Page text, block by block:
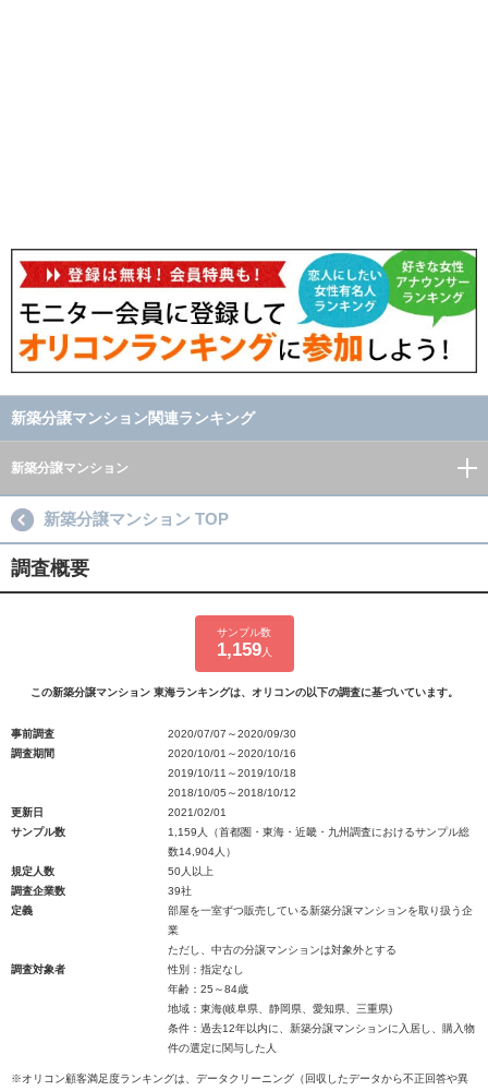
新築分譲マンション関連ランキング
新築分譲マンション
新築分譲マンション TOP
調査概要
サンプル数
1,159人
この新築分譲マンション 東海ランキングは、オリコンの以下の調査に基づいています。
事前調査
2020/07/07～2020/09/30
調査期間
2020/10/01～2020/10/16
2019/10/11～2019/10/18
2018/10/05～2018/10/12
更新日
2021/02/01
サンプル数
1,159人（首都圏・東海・近畿・九州調査におけるサンプル総
数14,904人）
規定人数
50人以上
調査企業数
39社
定義
部屋を一室ずつ販売している新築分譲マンションを取り扱う企
業
ただし、中古の分譲マンションは対象外とする
調査対象者
性別：指定なし
年齢：25～84歳
地域：東海(岐阜県、静岡県、愛知県、三重県)
条件：過去12年以内に、新築分譲マンションに入居し、購入物
件の選定に関与した人
※オリコン顧客満足度ランキングは、データクリーニング（回収したデータから不正回答や異